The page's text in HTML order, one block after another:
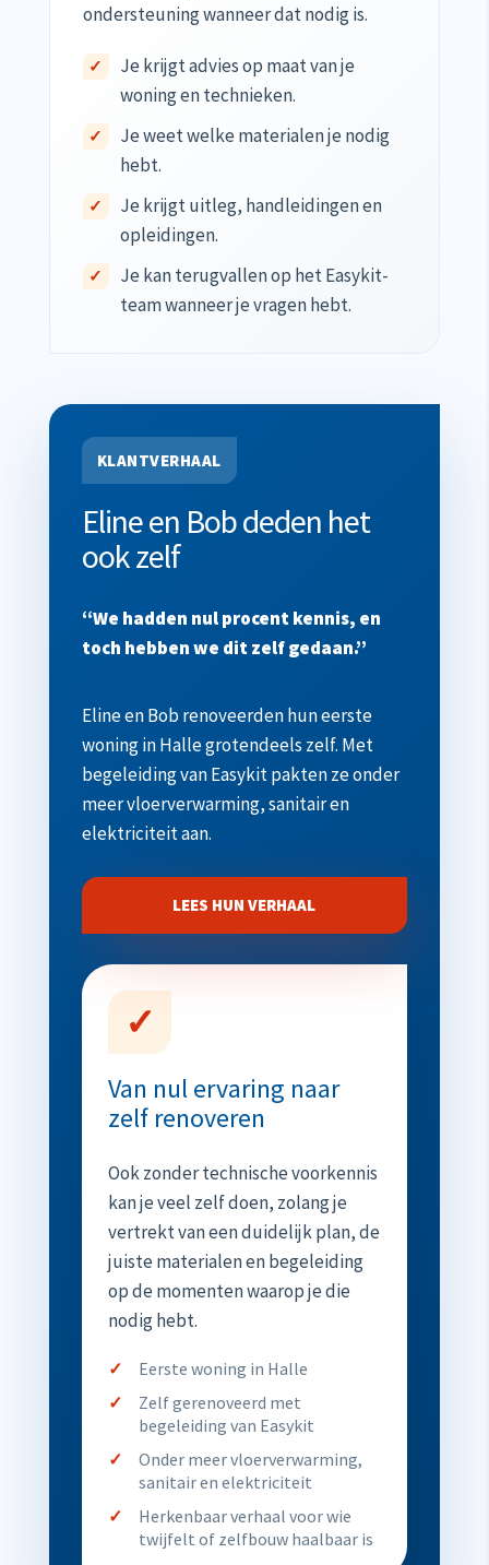
ondersteuning wanneer dat nodig is.
Je krijgt advies op maat van je
woning en technieken.
Je weet welke materialen je nodig
hebt.
Je krijgt uitleg, handleidingen en
opleidingen.
Je kan terugvallen op het Easykit-
team wanneer je vragen hebt.
KLANTVERHAAL
Eline en Bob deden het
ook zelf
“We hadden nul procent kennis, en
toch hebben we dit zelf gedaan.”
Eline en Bob renoveerden hun eerste
woning in Halle grotendeels zelf. Met
begeleiding van Easykit pakten ze onder
meer vloerverwarming, sanitair en
elektriciteit aan.
LEES HUN VERHAAL
✓
Van nul ervaring naar
zelf renoveren
Ook zonder technische voorkennis
kan je veel zelf doen, zolang je
vertrekt van een duidelijk plan, de
juiste materialen en begeleiding
op de momenten waarop je die
nodig hebt.
Eerste woning in Halle
Zelf gerenoveerd met
begeleiding van Easykit
Onder meer vloerverwarming,
sanitair en elektriciteit
Herkenbaar verhaal voor wie
twijfelt of zelfbouw haalbaar is